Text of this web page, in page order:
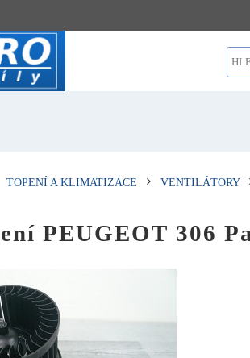
TOPENÍ A KLIMATIZACE VENTILÁTORY
PEUGEOT 306